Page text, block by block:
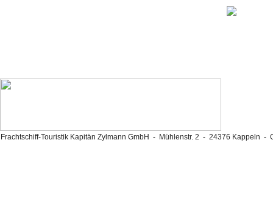
Frachtschiff-Touristik Kapitän Zylmann GmbH - Mühlenstr. 2 - 24376 Kappeln